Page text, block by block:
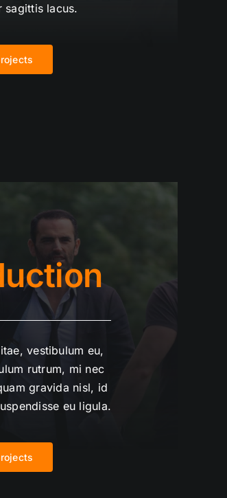
sagittis lacus.
vestibulum eu,
rutrum, mi nec
gravida nisl, id
eu ligula.